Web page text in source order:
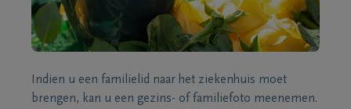
Indien u een familielid naar het ziekenhuis moet
brengen, kan u een gezins- of familiefoto meenemen.